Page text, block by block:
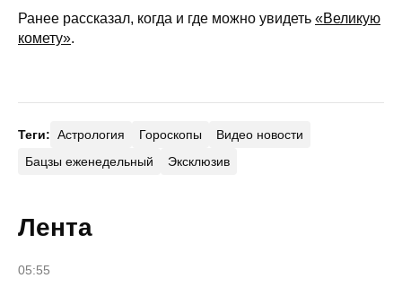
Ранее рассказал, когда и где можно увидеть «Великую
комету».
Теги: Астрология Гороскопы
Видео новости
Бацзы еженедельный
Эксклюзив
Лента
05:55